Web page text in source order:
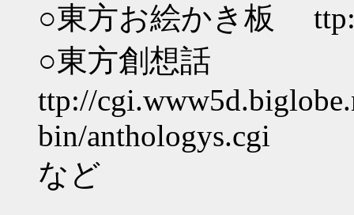
○東方お絵かき板
○東方創想話
ttp://
bin/anthologys.cgi
など